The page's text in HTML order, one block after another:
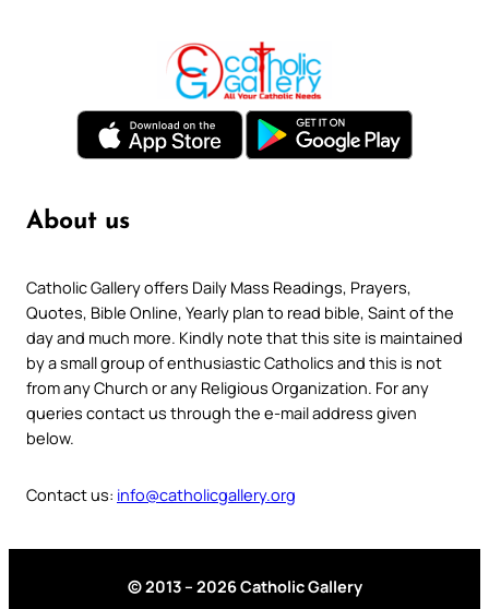
About us
Catholic Gallery offers Daily Mass Readings, Prayers,
Quotes, Bible Online, Yearly plan to read bible, Saint of the
day and much more. Kindly note that this site is maintained
by a small group of enthusiastic Catholics and this is not
from any Church or any Religious Organization. For any
queries contact us through the e-mail address given
below.
Contact us: info@catholicgallery.org
© 2013 – 2026 Catholic Gallery